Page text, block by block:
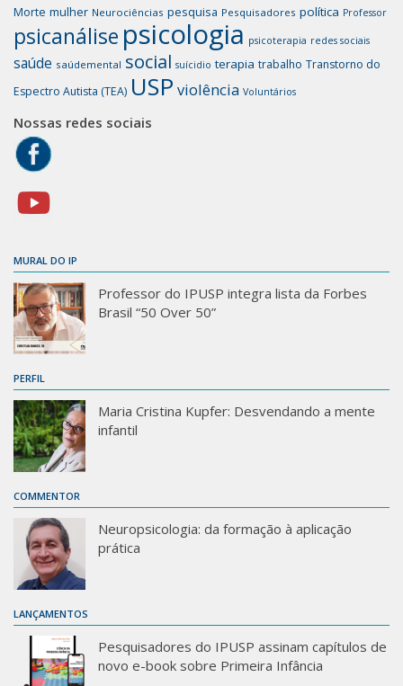
Morte mulher Neurociências pesquisa Pesquisadores política Professor
psicanálise psicologia psicoterapia redes sociais
saúde saúdemental social suícidio terapia trabalho Transtorno do
Espectro Autista (TEA) USP violência Voluntários
Nossas redes sociais
MURAL DO IP
Professor do IPUSP integra lista da Forbes
Brasil “50 Over 50”
PERFIL
Maria Cristina Kupfer: Desvendando a mente
infantil
COMMENTOR
Neuropsicologia: da formação à aplicação
prática
LANÇAMENTOS
Pesquisadores do IPUSP assinam capítulos de
novo e-book sobre Primeira Infância